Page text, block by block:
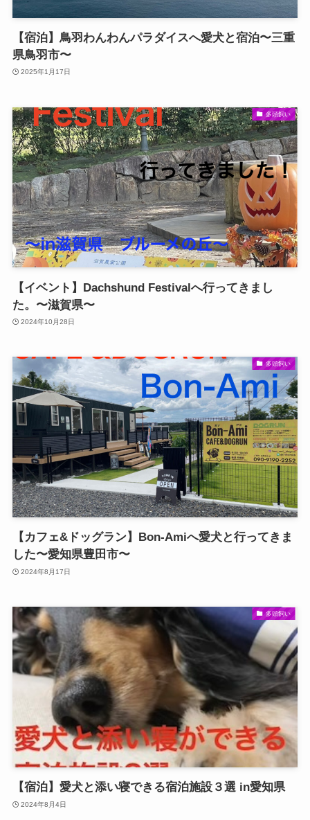
【宿泊】鳥羽わんわんパラダイスへ愛犬と宿泊〜三重
県鳥羽市〜
2025年1月17日
多頭飼い
【イベント】Dachshund Festivalへ行ってきまし
た。〜滋賀県〜
2024年10月28日
多頭飼い
【カフェ&ドッグラン】Bon-Amiへ愛犬と行ってきま
した〜愛知県豊田市〜
2024年8月17日
多頭飼い
【宿泊】愛犬と添い寝できる宿泊施設３選 in愛知県
2024年8月4日